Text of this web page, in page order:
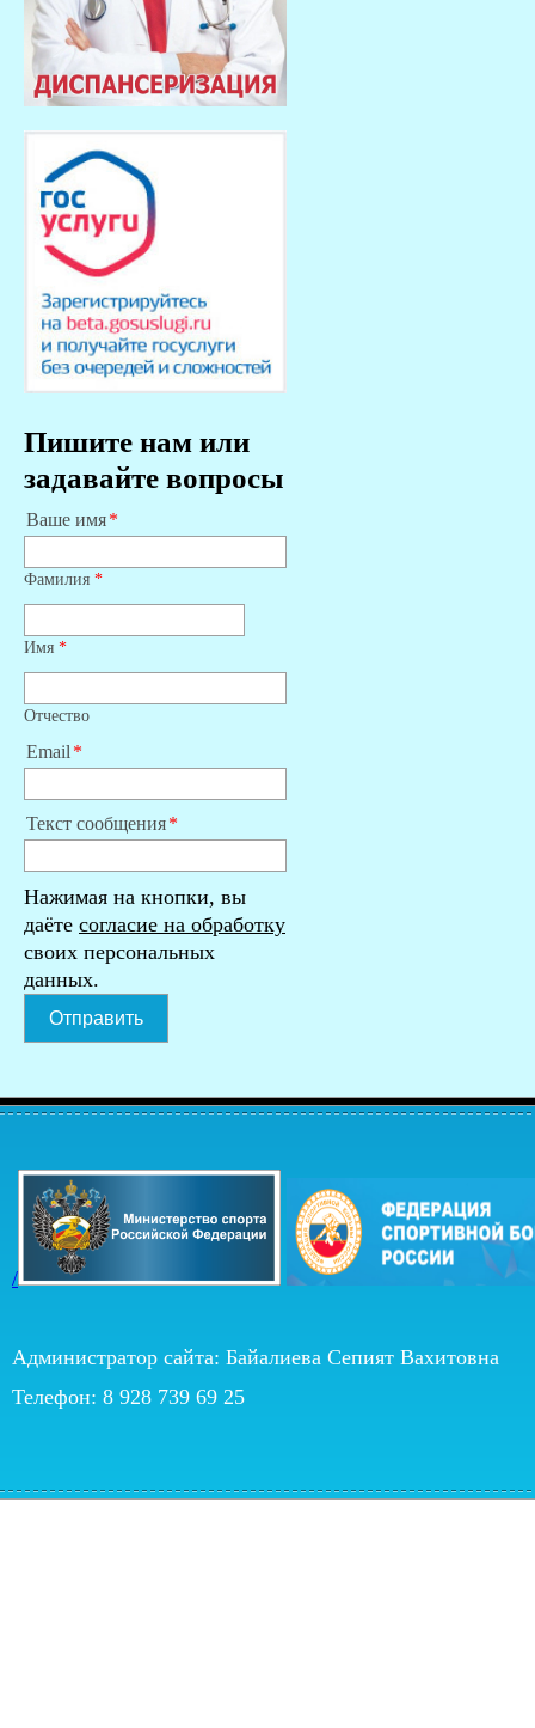
Пишите нам или
задавайте вопросы
Ваше имя
Фамилия *
Имя *
Отчество
Email
Текст сообщения
Нажимая на кнопки, вы
даёте согласие на обработку
своих персональных
данных.
Отправить
/
Администратор сайта: Байалиева Сепият Вахитовна
Телефон: 8 928 739 69 25